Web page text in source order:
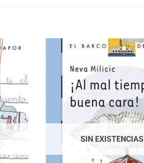
SIN EXISTENCIAS